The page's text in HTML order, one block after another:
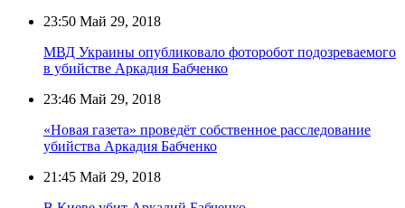
23:50 Май 29, 2018
МВД Украины опубликовало фоторобот подозреваемого
в убийстве Аркадия Бабченко
23:46 Май 29, 2018
«Новая газета» проведёт собственное расследование
убийства Аркадия Бабченко
21:45 Май 29, 2018